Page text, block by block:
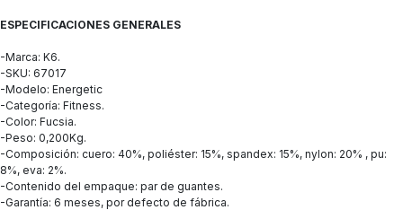
ESPECIFICACIONES GENERALES
-Marca: K6.
-SKU: 67017
-Modelo: Energetic
-Categoría: Fitness.
-Color: Fucsia.
-Peso: 0,200Kg.
-Composición: cuero: 40%, poliéster: 15%, spandex: 15%, nylon: 20% , pu:
8%, eva: 2%.
-Contenido del empaque: par de guantes.
-Garantía: 6 meses, por defecto de fábrica.